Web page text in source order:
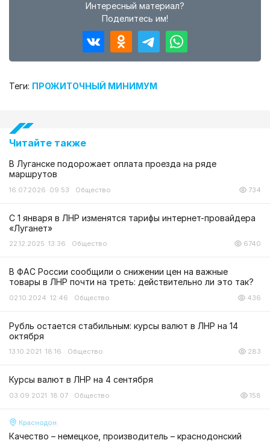
Интересный материал?
Поделитесь им!
Теги: ПРОЖИТОЧНЫЙ МИНИМУМ
Читайте также
В Луганске подорожает оплата проезда на ряде
маршрутов
16.07.2026 09:53 Общество 734
С 1 января в ЛНР изменятся тарифы интернет-провайдера
«Луганет»
22.12.2025 13:36 Общество 6740
В ФАС России сообщили о снижении цен на важные
товары в ЛНР почти на треть: действительно ли это так?
02.10.2024 12:46 Общество 436
Рубль остается стабильным: курсы валют в ЛНР на 14
октября
13.10.2021 18:16 Общество 283
Курсы валют в ЛНР на 4 сентября
03.09.2021 18:07 Общество 158
Краснодон
Качество – немецкое, производитель – краснодонский